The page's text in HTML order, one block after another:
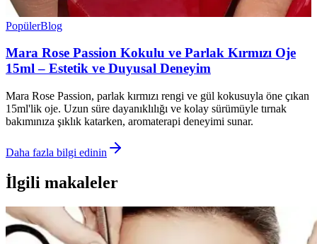
PopülerBlog
Mara Rose Passion Kokulu ve Parlak Kırmızı Oje
15ml – Estetik ve Duyusal Deneyim
Mara Rose Passion, parlak kırmızı rengi ve gül kokusuyla öne çıkan
15ml'lik oje. Uzun süre dayanıklılığı ve kolay sürümüyle tırnak
bakımınıza şıklık katarken, aromaterapi deneyimi sunar.
Daha fazla bilgi edinin
İlgili makaleler